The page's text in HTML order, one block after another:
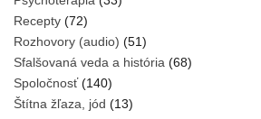
Recepty (72)
Rozhovory (audio) (51)
Sfalšovaná veda a história (68)
Spoločnosť(140)
Štítna žľaza, jód (13)